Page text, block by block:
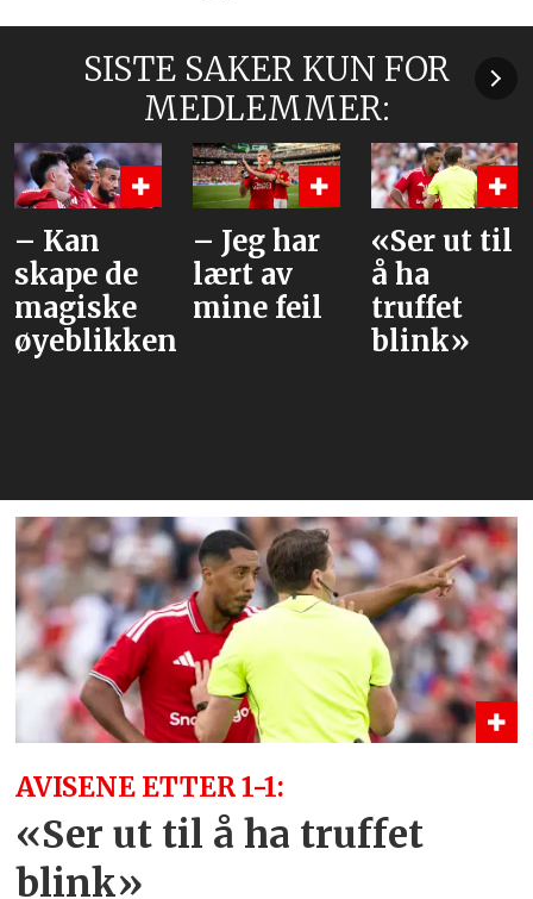
SISTE SAKER KUN FOR
MEDLEMMER:
– Jeg har
lært av
mine feil
«Ser ut til
å ha
truffet
Beskriver
hva han
liker ved
Tielemans
AVISENE ETTER 1-1:
«Ser ut til å ha truffet
blink»